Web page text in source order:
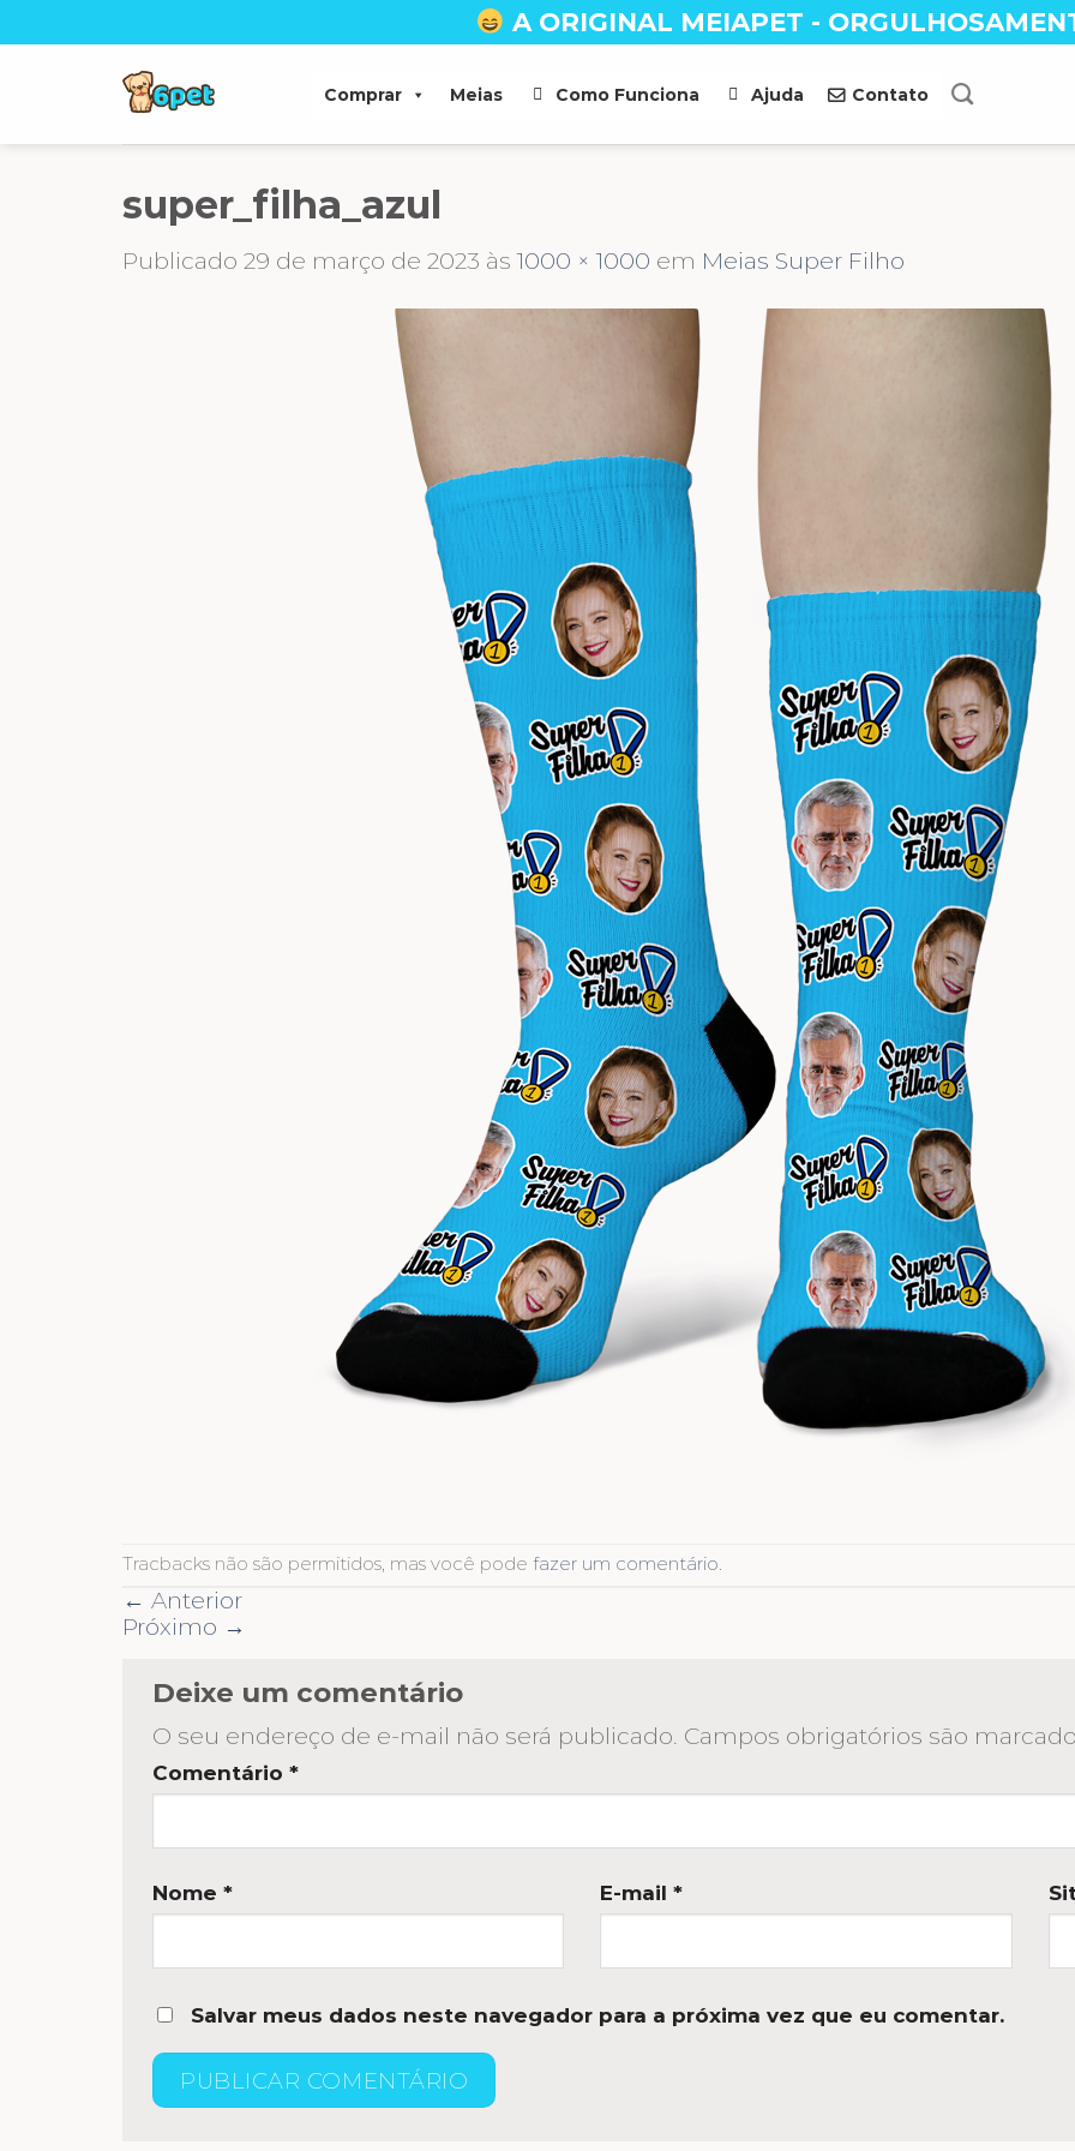
to
A ORIGINAL MEIAPET -
Comprar Meias Como Funciona Ajuda Contato
super_filha_azul
Publicado 29 de março de 2023 às1000 × 1000 em Meias Super Filho
Tracbacks não são permitidos, mas você pode fazer um comentário.
← Anterior
Próximo →
Deixe um comentário
O seu endereço de e-mail não será publicado. Campos obrigatórios são
Comentário *
Nome * E-mail*
Salvar meus dados neste navegador para a próxima vez que eu comentar.